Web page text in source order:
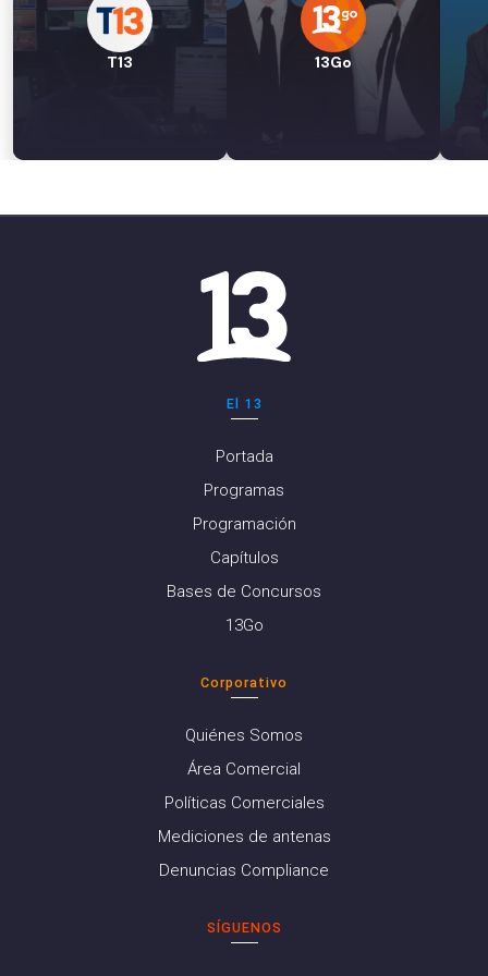
T13 13Go
El 13
Portada
Programas
Programación
Capítulos
Bases de Concursos
13Go
Corporativo
Quiénes Somos
Área Comercial
Políticas Comerciales
Mediciones de antenas
Denuncias Compliance
SÍGUENOS